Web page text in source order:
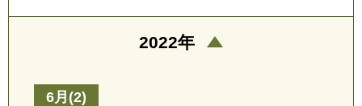
2022年
6月(2)